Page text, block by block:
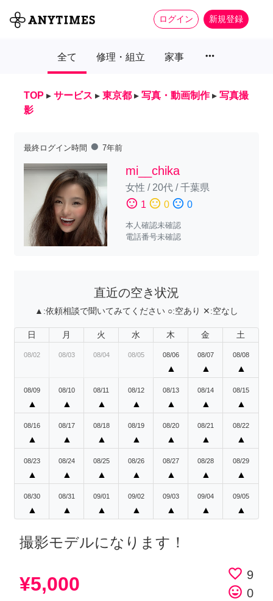
ログイン 新規登録
全て 修理・組立 家事 more_horiz
TOP ▸ サービス ▸ 東京都 ▸ 写真・動画制作 ▸ 写真撮
影
最終ログイン時間 fiber_manual_record 7年前
mi__chika
女性 / 20代/千葉県
sentiment_satisfied 1 sentiment_neutral 0 sentiment_dissatisfied 0
本人確認未確認
電話番号未確認
直近の空き状況
▲:依頼相談で聞いてみてください ○:空あり ✕:空なし
日 月 火 水 木 金 土
08/02 08/03 08/04 08/05 08/06
▲
08/07
▲
08/08
▲
08/09
▲
08/10
▲
08/11
▲
08/12
▲
08/13
▲
08/14
▲
08/15
▲
08/16
▲
08/17
▲
08/18
▲
08/19
▲
08/20
▲
08/21
▲
08/22
▲
08/23
▲
08/24
▲
08/25
▲
08/26
▲
08/27
▲
08/28
▲
08/29
▲
08/30
▲
08/31
▲
09/01
▲
09/02
▲
09/03
▲
09/04
▲
09/05
▲
撮影モデルになります！
¥5,000 favorite_border 9
tag_faces 0